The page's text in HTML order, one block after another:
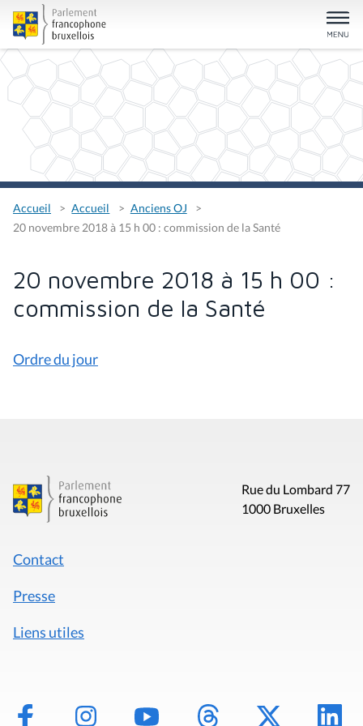
Accueil Accueil
Anciens OJ
20 novembre 2018 à 15 h 00 : commission de la Santé
20 novembre 2018 à 15 h 00 :
commission de la Santé
Ordre du jour
Rue du Lombard 77
1000 Bruxelles
Contact
Presse
Liens utiles